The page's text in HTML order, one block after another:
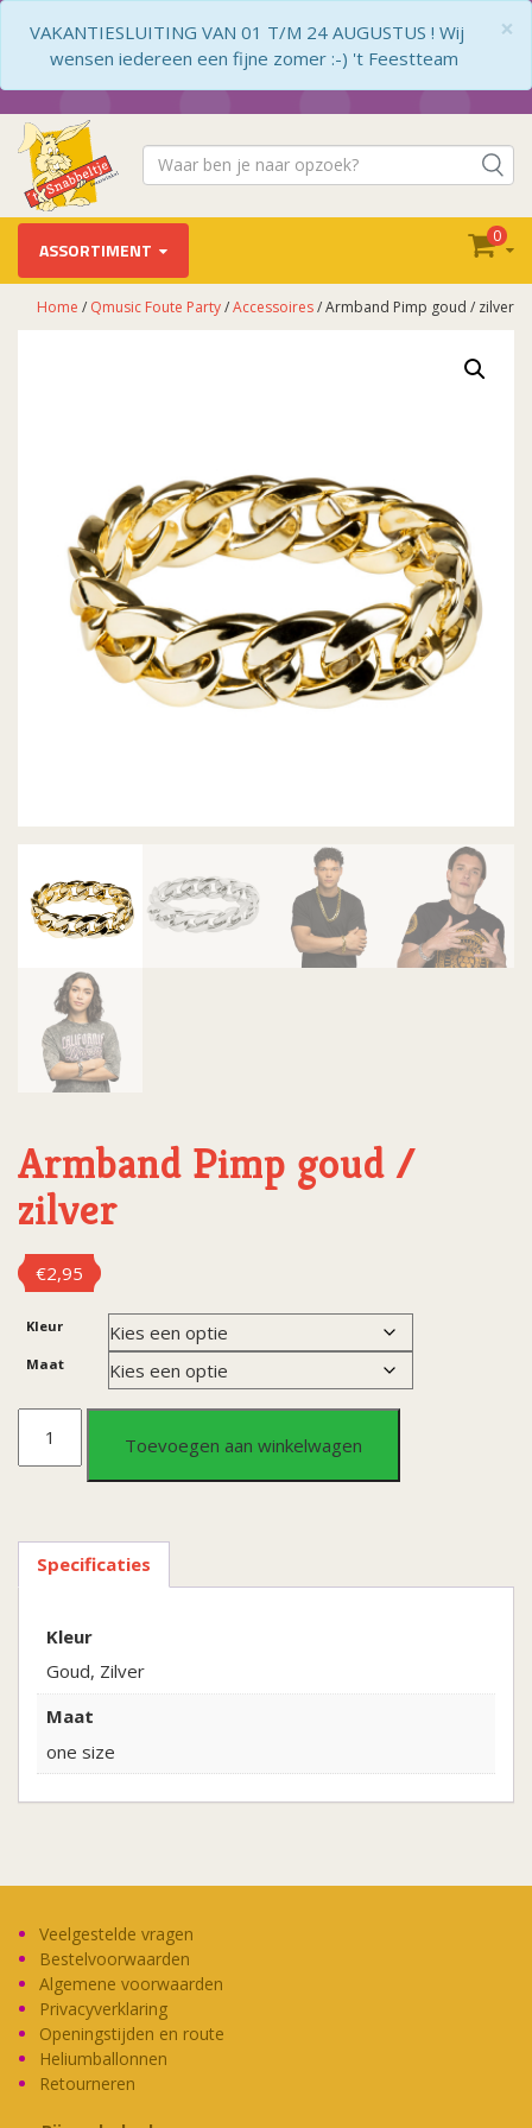
×
VAKANTIESLUITING VAN 01 T/M 24 AUGUSTUS ! Wij
wensen iedereen een fijne zomer :-) 't Feestteam
ASSORTIMENT
0
Home / Qmusic Foute Party/Accessoires/ Armband Pimp goud / zilver
Armband Pimp goud /
zilver
€2,95
Kleur
Maat
Armband
/
zilver
Toevoegen aan winkelwagen
Specificaties
Kleur
Goud, Zilver
Maat
one size
Veelgestelde vragen
Bestelvoorwaarden
Algemene voorwaarden
Privacyverklaring
Openingstijden en route
Heliumballonnen
Retourneren